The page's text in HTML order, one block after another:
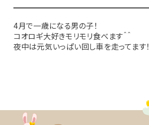
4月で一歳になる男の子！
コオロギ大好きモリモリ食べます＾＾
夜中は元気いっぱい回し車を走ってます！